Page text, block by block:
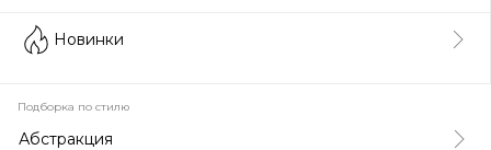
Новинки
Подборка по стилю
Абстракция